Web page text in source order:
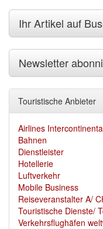
Ihr Artikel auf
Newsletter
Touristische Anbieter
Airlines
Bahnen
Dienstleister
Hotellerie
Luftverkehr
Mobile Business
Reiseveranstalter A/
Touristische Dienste/
Verkehrsflughäfen